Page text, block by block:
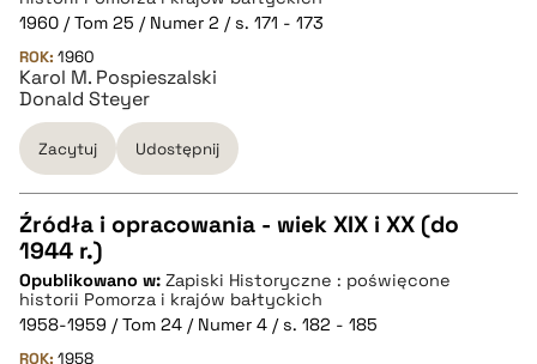
pobierz cytat
BIBTEX
pobierz cytat
1960 / Tom 25 / Numer 2 / s. 171 - 173
ROK: 1960
Karol M. Pospieszalski
Donald Steyer
Zacytuj Udostępnij
CZYSTY TEKST
pobierz cytat
Źródła i opracowania - wiek XIX i XX (do
1944 r.)
Opublikowano w: Zapiski Historyczne : poświęcone
historii Pomorza i krajów bałtyckich
1958-1959 / Tom 24 / Numer 4 / s. 182 - 185
ROK: 1958